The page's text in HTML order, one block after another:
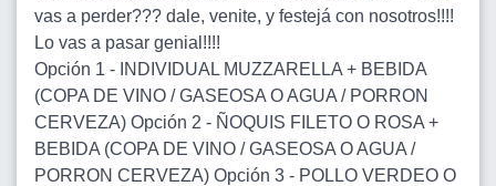
vas a perder??? dale, venite, y festejá con nosotros!!!!
Lo vas a pasar genial!!!!
Opción 1 - INDIVIDUAL MUZZARELLA + BEBIDA
(COPA DE VINO / GASEOSA O AGUA / PORRON
CERVEZA) Opción 2 - ÑOQUIS FILETO O ROSA +
BEBIDA (COPA DE VINO / GASEOSA O AGUA /
PORRON CERVEZA) Opción 3 - POLLO VERDEO O